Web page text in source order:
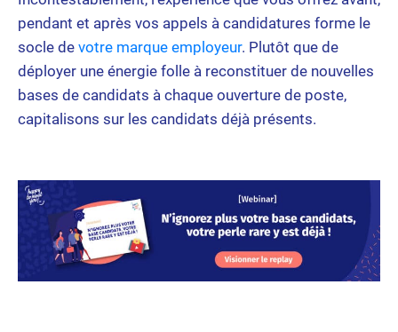
pendant et après vos appels à candidatures forme le
socle de votre marque employeur. Plutôt que de
déployer une énergie folle à reconstituer de nouvelles
bases de candidats à chaque ouverture de poste,
capitalisons sur les candidats déjà présents.